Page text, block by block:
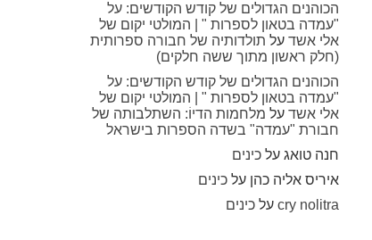
הכוהנים הגדולים של קודש הקודשים: על
"עמדה בטאון לספרות " | המולטי יקום של
אלי אשד על תולדותיה של חבורה ספרותית
(חלק ראשון מתוך ששה חלקים)
הכוהנים הגדולים של קודש הקודשים: על
"עמדה בטאון לספרות " | המולטי יקום של
אלי אשד על מלחמות הדיוֹ: השתלבותה של
חבורת "עמדה" בשדה הספרות בישראל
חנה טואג על כינים
איריס אליה כהן על כינים
cry nolitra על כינים